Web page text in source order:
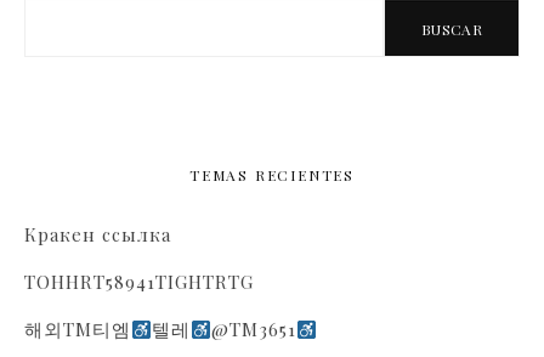
TEMAS RECIENTES
Кракен ссылка
TOHHRT58941TIGHTRTG
해외TM티엠
텔레
@TM3651